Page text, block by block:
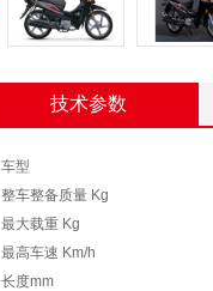
技术参数
车型
整车整备质量 Kg
最大载重 Kg
最高车速 Km/h
长度mm